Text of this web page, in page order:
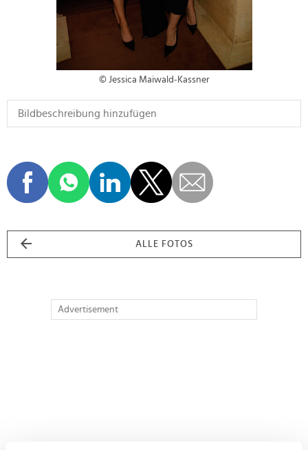
© Jessica Maiwald-Kassner
ALLE FOTOS
Advertisement